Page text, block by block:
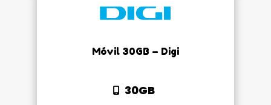
Móvil 30GB – Digi
30GB